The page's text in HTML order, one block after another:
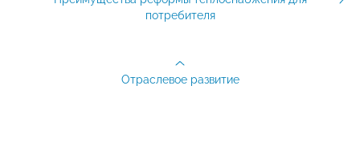
потребителя
Отраслевое развитие